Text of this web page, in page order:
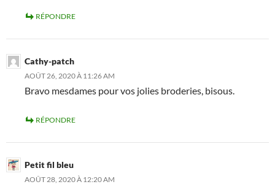
RÉPONDRE
Cathy-patch
AOÛT 26, 2020 À 11:26 AM
Bravo mesdames pour vos jolies broderies, bisous.
RÉPONDRE
Petit fil bleu
AOÛT 28, 2020 À 12:20 AM